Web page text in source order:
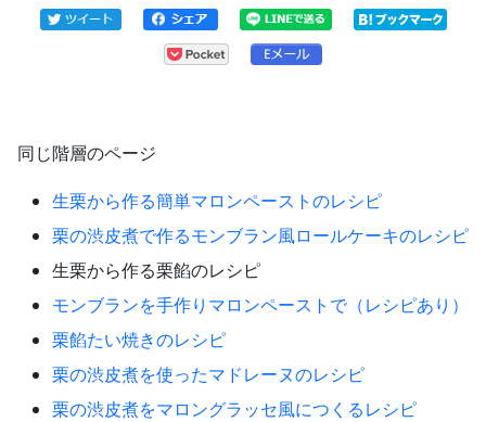
同じ階層のページ
生栗から作る簡単マロンペーストのレシピ
栗の渋皮煮で作るモンブラン風ロールケーキのレシピ
生栗から作る栗餡のレシピ
モンブランを手作りマロンペーストで（レシピあり）
栗餡たい焼きのレシピ
栗の渋皮煮を使ったマドレーヌのレシピ
栗の渋皮煮をマロングラッセ風につくるレシピ